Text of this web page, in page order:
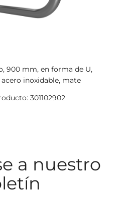
900 mm, en forma de U,
inoxidable, mate
301102902
a nuestro